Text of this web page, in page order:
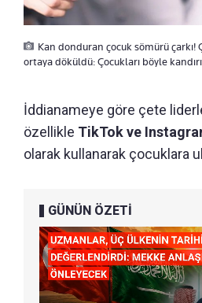
Kan donduran çocuk sömürü
ortaya döküldü: Çocukları böyle
İddianameye göre çete
özellikle TikTok ve
olarak kullanarak çocuklara
GÜNÜN ÖZETİ